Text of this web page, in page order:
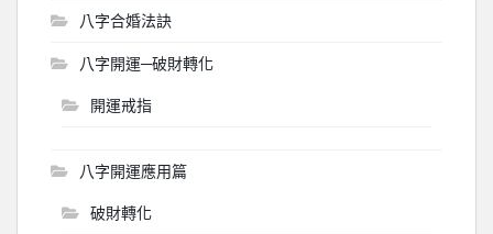
八字合婚法訣
八字開運─破財轉化
開運戒指
八字開運應用篇
破財轉化